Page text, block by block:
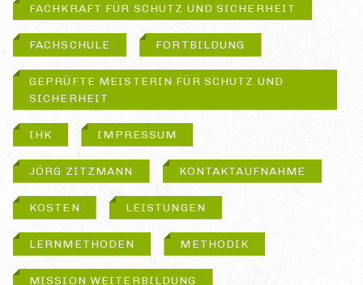
FACHKRAFT FÜR SCHUTZ UND SICHERHEIT
FACHSCHULE FORTBILDUNG
GEPRÜFTE MEISTERIN FÜR SCHUTZ UND
SICHERHEIT
IHK IMPRESSUM
JÖRG ZITZMANN KONTAKTAUFNAHME
KOSTEN LEISTUNGEN
LERNMETHODEN METHODIK
MISSION WEITERBILDUNG